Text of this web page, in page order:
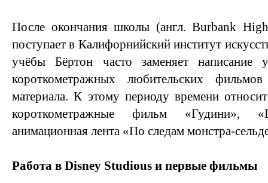
После окончания школы (англ. Burbank
поступает в Калифорнийский институт
учёбы Бёртон часто заменяет написание
короткометражных любительских
материала. К этому периоду времени
короткометражные фильм «Гудини»,
анимационная лента «По следам монстра-
Работа в Disney Studious и первые фильмы